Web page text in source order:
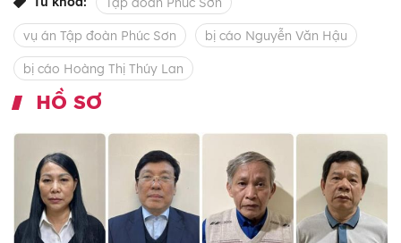
vụ án Tập đoàn Phúc Sơn bị cáo Nguyễn Văn Hậu
bị cáo Hoàng Thị Thúy Lan
HỒ SƠ